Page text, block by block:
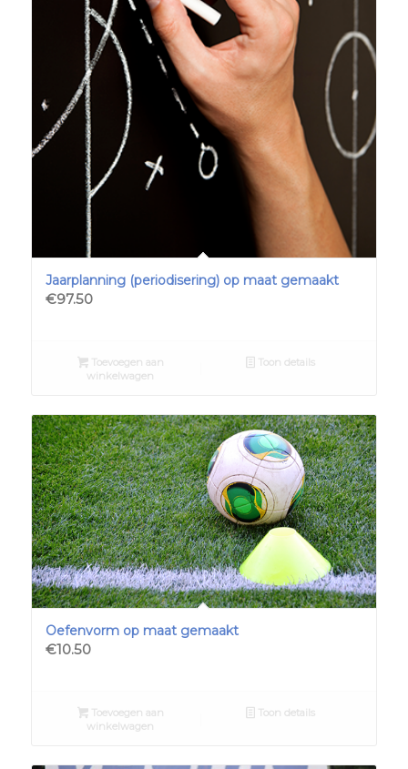
Jaarplanning (periodisering) op maat gemaakt
€97.50
Toevoegen aan
winkelwagen
Toon details
Oefenvorm op maat gemaakt
€10.50
Toevoegen aan
winkelwagen
Toon details